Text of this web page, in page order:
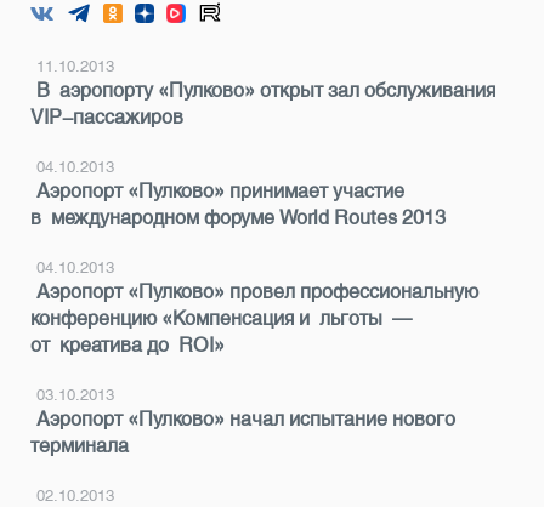
11.10.2013
В аэропорту «Пулково» открыт зал обслуживания
VIP-пассажиров
04.10.2013
Аэропорт «Пулково» принимает участие
в международном форуме World Routes 2013
04.10.2013
Аэропорт «Пулково» провел профессиональную
конференцию «Компенсация и льготы —
от креатива до ROI»
03.10.2013
Аэропорт «Пулково» начал испытание нового
терминала
02.10.2013